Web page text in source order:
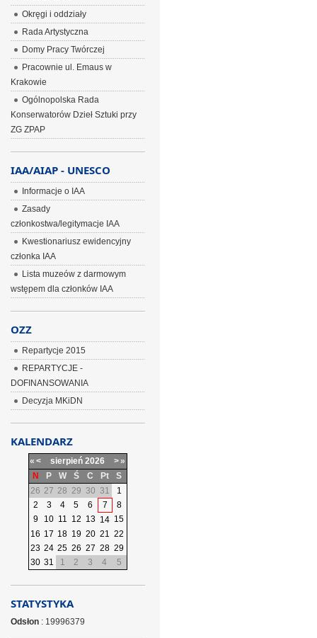
Okręgi i oddziały
Rada Artystyczna
Domy Pracy Twórczej
Pracownie ul. Emaus w
Krakowie
Ogólnopolska Rada
Konserwatorów Dzieł Sztuki przy
ZG ZPAP
IAA/AIAP - UNESCO
Informacje o IAA
Zasady
członkostwa/legitymacje IAA
Kwestionariusz ewidencyjny
członka IAA
Lista muzeów z darmowym
wstępem dla członków IAA
OZZ
Repartycje 2015
REPARTYCJE -
DOFINANSOWANIA
Decyzja MKiDN
KALENDARZ
« < sierpień 2026 >»
N
P W Ś C Pt
S
26 27 28 29 30 31
1
2
3 4 5 6 7
8
9
10 11 12 13 14 15
16 17 18 19 20 21 22
23 24 25 26 27 28 29
30 31 1 2 3 4 5
STATYSTYKA
Odsłon: 19996379